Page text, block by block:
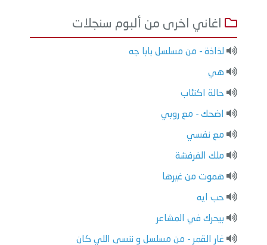
اغاني اخرى من ألبوم سنجلات
لذاذة - من مسلسل بابا جه
هي
حالة اكتئاب
اضحك - مع روبي
مع نفسي
ملك الفرفشة
هموت من غيرها
حب ايه
بيحرك في المشاعر
غار القمر - من مسلسل و ننسى اللي كان